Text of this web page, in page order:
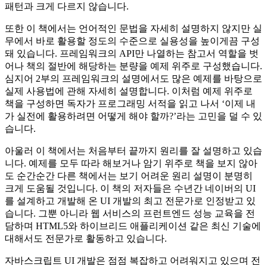
패턴과 크게 다르지 않습니다.
또한 이 책에서는 언어적인 문법을 자세히 설명하지 않지만 실
무에서 바로 활용할 정도의 수준으로 실용성을 높이게끔 구성
돼 있습니다. 프레임워크의 API만 나열하는 참고서 역할을 벗
어나 책의 절반에 해당하는 분량을 예제 위주로 구성했습니다.
심지어 2부의 프레임워크의 설명에서도 많은 예제를 바탕으로
실제 사용법에 관해 자세히 설명합니다. 이처럼 예제 위주로
책을 구성하면 독자가 프로그래밍 서적을 읽고 나서 ‘이제 내
가 실전에 활용하려면 어떻게 해야 할까?’라는 고민을 덜 수 있
습니다.
아울러 이 책에서는 처음부터 끝까지 원리를 잘 설명하고 있습
니다. 예제를 모두 따라 해보거나 암기 위주로 책을 보지 않아
도 순간순간 다른 책에서는 보기 어려운 원리 설명이 분명히
크게 도움될 것입니다. 이 책의 저자들은 수년간 네이버의 UI
를 설계하고 개발해 온 UI 개발의 최고 전문가로 인정받고 있
습니다. 그뿐 아니라 웹 서비스의 프런트엔드 성능 교육을 전
담하며 HTML5와 하이브리드 애플리케이션 같은 최신 기술에
대해서도 전문가로 활동하고 있습니다.
자바스크립트 UI 개발은 점점 복잡하고 어려워지고 있으며 전